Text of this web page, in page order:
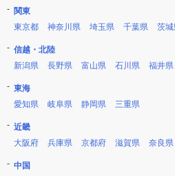
関東
東京都
神奈川県 埼玉県 千葉県 茨
信越・北陸
新潟県
長野県 富山県 石川県 福井県
東海
愛知県
岐阜県 静岡県 三重県
近畿
大阪府
兵庫県 京都府 滋賀県 奈良県
中国